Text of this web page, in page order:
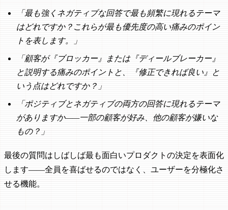
「最も強くネガティブな回答で最も頻繁に現れるテーマ
はどれですか？これらが最も優先度の高い痛みのポイン
トを表します。」
「顧客が『ブロッカー』または『ディールブレーカー』
と説明する痛みのポイントと、『修正できれば良い』と
いう点はどれですか？」
「ポジティブとネガティブの両方の回答に現れるテーマ
がありますか——一部の顧客が好み、他の顧客が嫌いな
もの？」
最後の質問はしばしば最も面白いプロダクトの決定を表面化
します——全員を喜ばせるのではなく、ユーザーを分極化さ
せる機能。